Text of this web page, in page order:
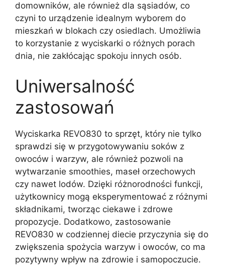
domowników, ale również dla sąsiadów, co
czyni to urządzenie idealnym wyborem do
mieszkań w blokach czy osiedlach. Umożliwia
to korzystanie z wyciskarki o różnych porach
dnia, nie zakłócając spokoju innych osób.
Uniwersalność
zastosowań
Wyciskarka REVO830 to sprzęt, który nie tylko
sprawdzi się w przygotowywaniu soków z
owoców i warzyw, ale również pozwoli na
wytwarzanie smoothies, maseł orzechowych
czy nawet lodów. Dzięki różnorodności funkcji,
użytkownicy mogą eksperymentować z różnymi
składnikami, tworząc ciekawe i zdrowe
propozycje. Dodatkowo, zastosowanie
REVO830 w codziennej diecie przyczynia się do
zwiększenia spożycia warzyw i owoców, co ma
pozytywny wpływ na zdrowie i samopoczucie.